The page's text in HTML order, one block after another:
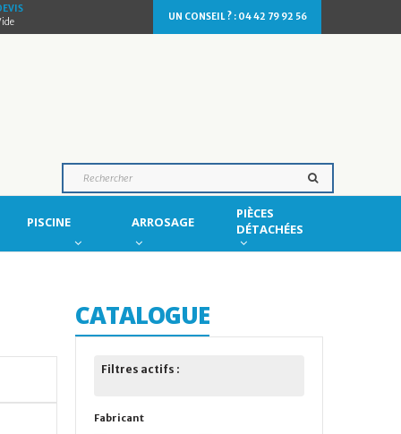
UN CONSEIL ? : 04 42 79 92 56
PISCINE ARROSAGE
PIÈCES
DÉTACHÉES
CATALOGUE
Filtres actifs :
Fabricant